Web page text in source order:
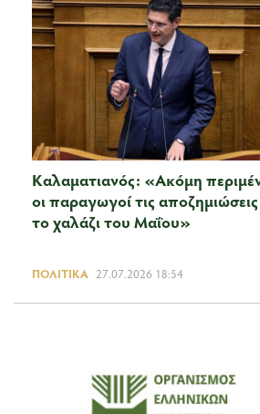
Καλαματιανός: «Ακόμη
οι παραγωγοί τις
το χαλάζι του Μαΐου»
ΠΟΛΙΤΙΚΆ 27.07.2026 18:54